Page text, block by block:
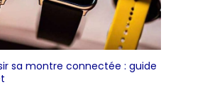
sa montre connectée : guide